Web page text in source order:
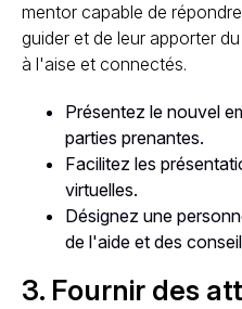
mentor capable de
guider et de leur apporter
à l'aise et connectés.
Présentez le nouvel
parties prenantes.
Facilitez les
virtuelles.
Désignez une
de l'aide et des
3. Fournir des